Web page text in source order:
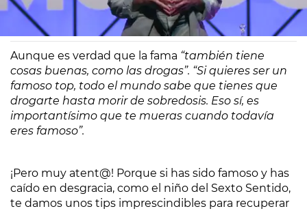
Europa FM
Madrid
28/07/2019 23:02
Aunque es verdad que la fama “también tiene
cosas buenas, como las drogas”. “Si quieres ser un
famoso top, todo el mundo sabe que tienes que
drogarte hasta morir de sobredosis. Eso sí, es
importantísimo que te mueras cuando todavía
eres famoso”.
¡Pero muy atent@! Porque si has sido famoso y has
caído en desgracia, como el niño del Sexto Sentido,
te damos unos tips imprescindibles para recuperar